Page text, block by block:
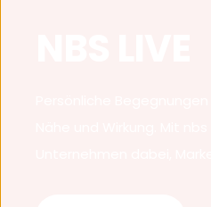
Persönliche
Nähe und Wirkung. Mit
Unternehmen dabei,